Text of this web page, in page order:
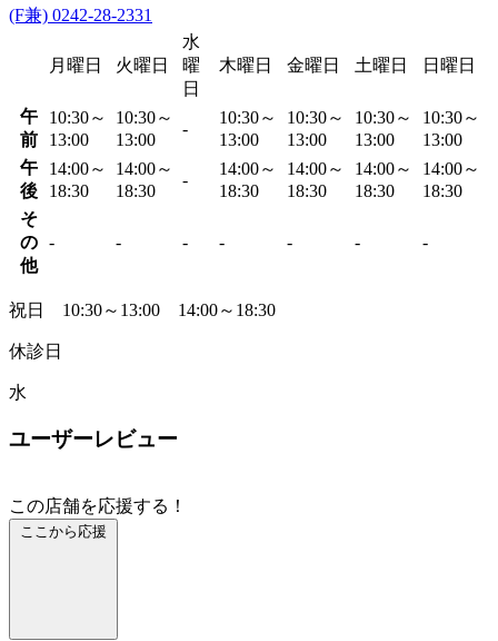
(F兼) 0242-28-2331
月曜日 火曜日
水
曜
日
木曜日 金曜日 土曜日 日曜日
午
前
10:30～
13:00
10:30～
13:00
-
10:30～
13:00
10:30～
13:00
10:30～
13:00
10:30～
13:00
午
後
14:00～
18:30
14:00～
18:30
-
14:00～
18:30
14:00～
18:30
14:00～
18:30
14:00～
18:30
そ
の
他
- - - - - - -
祝日 10:30～13:00 14:00～18:30
休診日
水
ユーザーレビュー
この店舗を応援する！
ここから応援